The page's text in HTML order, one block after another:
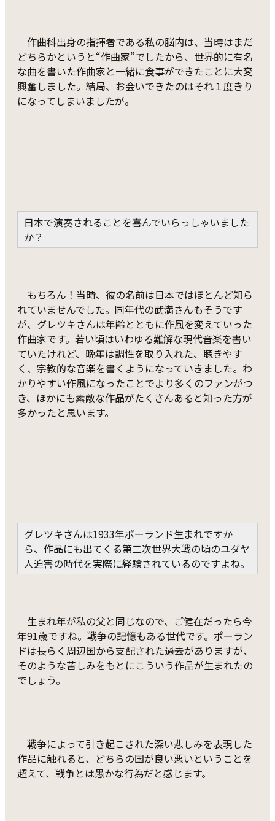
作曲科出身の指揮者である私の脳内は、当時はまだ
どちらかというと“作曲家”でしたから、世界的に有名
な曲を書いた作曲家と一緒に食事ができたことに大変
興奮しました。結局、お会いできたのはそれ１度きり
になってしまいましたが。
日本で演奏されることを喜んでいらっしゃいました
か？
もちろん！当時、彼の名前は日本ではほとんど知ら
れていませんでした。同年代の武満さんもそうです
が、グレツキさんは年齢とともに作風を変えていった
作曲家です。若い頃はいわゆる難解な現代音楽を書い
ていたけれど、晩年は調性を取り入れた、聴きやす
く、宗教的な音楽を書くようになっていきました。わ
かりやすい作風になったことでより多くのファンがつ
き、ほかにも素敵な作品がたくさんあると知った方が
多かったと思います。
グレツキさんは1933年ポーランド生まれですか
ら、作品にも出てくる第二次世界大戦の頃のユダヤ
人迫害の時代を実際に経験されているのですよね。
生まれ年が私の父と同じなので、ご健在だったら今
年91歳ですね。戦争の記憶もある世代です。ポーラン
ドは長らく周辺国から支配された過去がありますが、
そのような苦しみをもとにこういう作品が生まれたの
でしょう。
戦争によって引き起こされた深い悲しみを表現した
作品に触れると、どちらの国が良い悪いということを
超えて、戦争とは愚かな行為だと感じます。